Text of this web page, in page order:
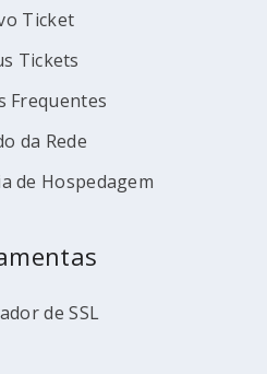
Ticket
Tickets
Frequentes
da Rede
de Hospedagem
de SSL